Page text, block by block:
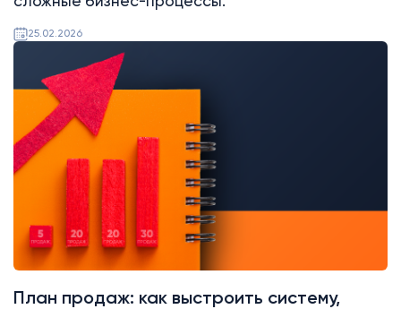
25.02.2026
Битрикс24
План продаж: как выстроить систему,